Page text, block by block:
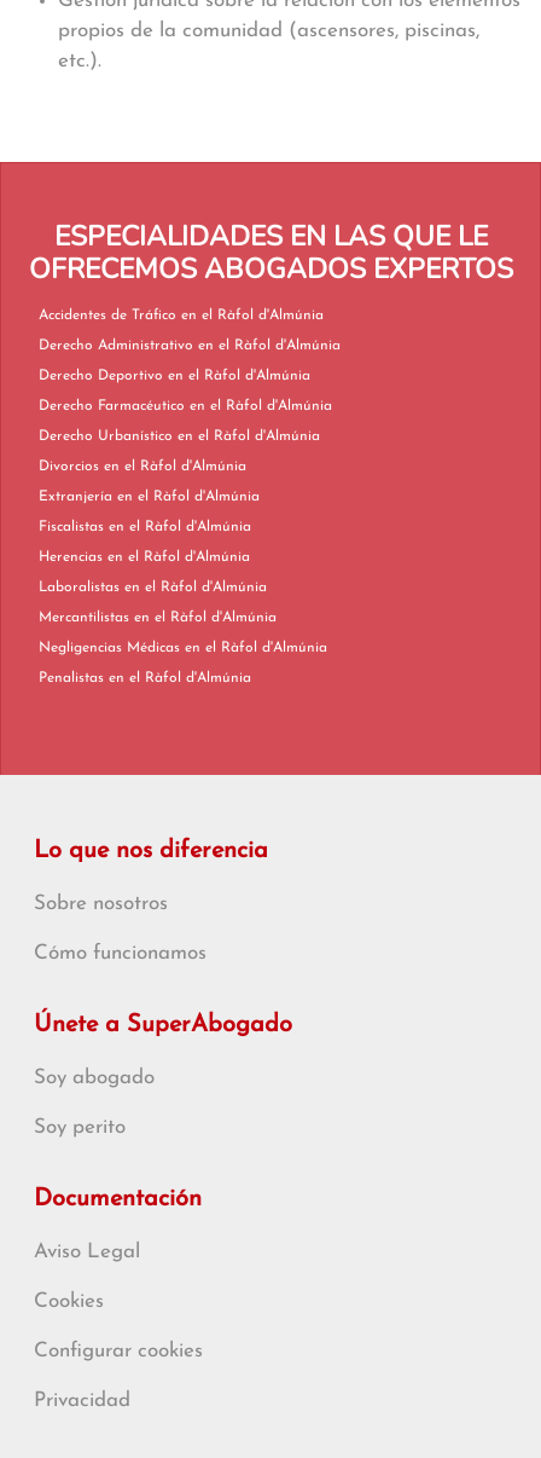
propios de la comunidad (ascensores, piscinas,
etc.).
ESPECIALIDADES EN LAS QUE LE
OFRECEMOS ABOGADOS EXPERTOS
Accidentes de Tráfico en el Ràfol d'Almúnia
Derecho Administrativo en el Ràfol d'Almúnia
Derecho Deportivo en el Ràfol d'Almúnia
Derecho Farmacéutico en el Ràfol d'Almúnia
Derecho Urbanístico en el Ràfol d'Almúnia
Divorcios en el Ràfol d'Almúnia
Extranjería en el Ràfol d'Almúnia
Fiscalistas en el Ràfol d'Almúnia
Herencias en el Ràfol d'Almúnia
Laboralistas en el Ràfol d'Almúnia
Mercantilistas en el Ràfol d'Almúnia
Negligencias Médicas en el Ràfol d'Almúnia
Penalistas en el Ràfol d'Almúnia
Lo que nos diferencia
Sobre nosotros
Cómo funcionamos
Únete a SuperAbogado
Soy abogado
Soy perito
Documentación
Aviso Legal
Cookies
Configurar cookies
Privacidad